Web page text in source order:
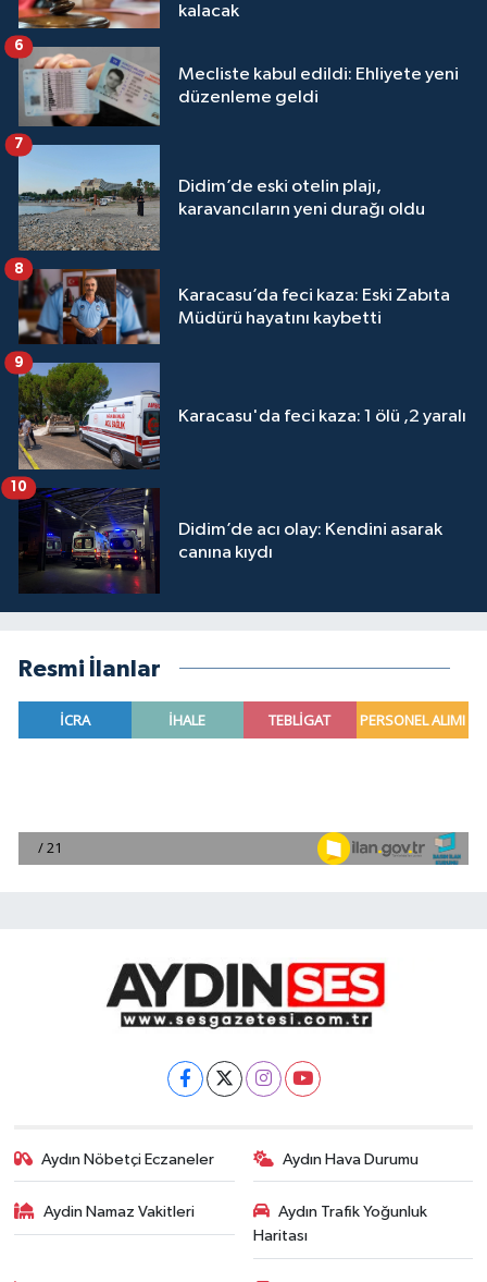
kalacak
Mecliste kabul edildi: Ehliyete yeni
düzenleme geldi
6
Didim’de eski otelin plajı,
karavancıların yeni durağı oldu
7
Karacasu’da feci kaza: Eski Zabıta
Müdürü hayatını kaybetti
8
Karacasu'da feci kaza: 1 ölü ,2 yaralı
9
Didim’de acı olay: Kendini asarak
canına kıydı
10
Resmi İlanlar
Aydın Nöbetçi Eczaneler Aydın Hava Durumu
Aydin Namaz Vakitleri
Aydın Trafik Yoğunluk
Haritası